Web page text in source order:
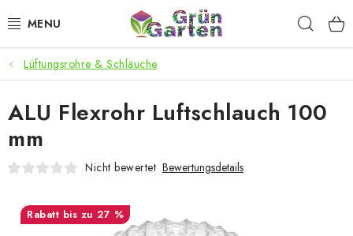
Inhalt
ANGEBOTE
LED PFLANZENLAMPEN
ANBAUBEDARF FÜR DEN HEIMANBAU
Lüftungsrohre & Schläuche
ALU Flexrohr Luftschlauch 100
mm
Nicht bewertet Bewertungsdetails
bis zu 27 %